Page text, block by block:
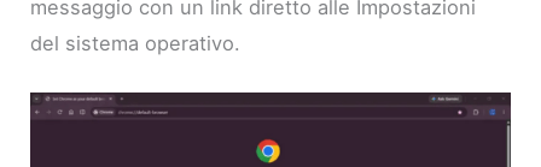
messaggio con un link diretto alle Impostazioni
del sistema operativo.